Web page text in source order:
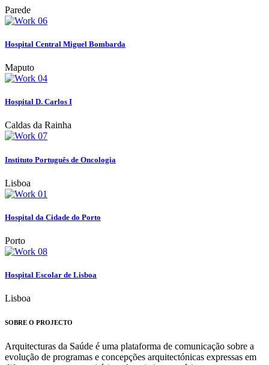
Parede
Hospital Central Miguel Bombarda
Maputo
Hospital D. Carlos I
Caldas da Rainha
Instituto Português de Oncologia
Lisboa
Hospital da Cidade do Porto
Porto
Hospital Escolar de Lisboa
Lisboa
SOBRE O PROJECTO
Arquitecturas da Saúde é uma plataforma de comunicação sobre a
evolução de programas e concepções arquitectónicas expressas em